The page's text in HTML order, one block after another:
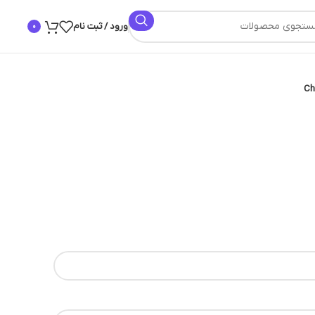
ورود / ثبت نام 0